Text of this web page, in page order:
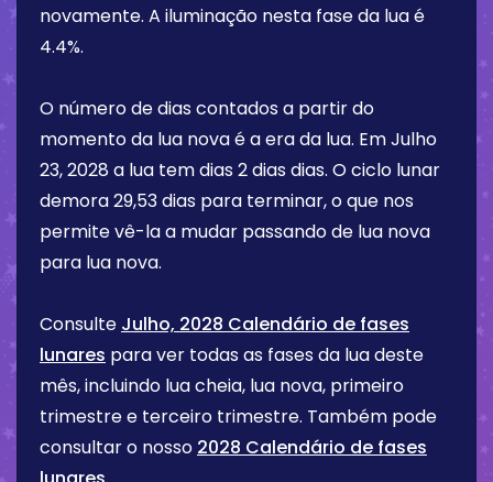
novamente. A iluminação nesta fase da lua é
4.4%.
O número de dias contados a partir do
momento da lua nova é a era da lua. EmJulho
23, 2028 a lua tem dias 2 dias dias. O ciclo lunar
demora 29,53 dias para terminar, o que nos
permite vê-la a mudar passando de lua nova
para lua nova.
Consulte Julho, 2028 Calendário de fases
lunares para ver todas as fases da lua deste
mês, incluindo lua cheia, lua nova, primeiro
trimestre e terceiro trimestre. Também pode
consultar o nosso 2028 Calendário de fases